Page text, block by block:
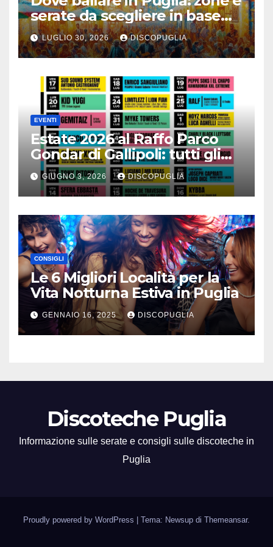
serate da scegliere in base
alla vacanza
LUGLIO 30, 2026 DISCOPUGLIA
EVENTI
Estate 2026 al Raffo Parco
Gondar di Gallipoli: tutti gli
eventi da non perdere!
GIUGNO 3, 2026 DISCOPUGLIA
CONSIGLI
Le 6 Migliori Località per la
Vita Notturna Estiva in Puglia
GENNAIO 16, 2025 DISCOPUGLIA
Discoteche Puglia
Informazione sulle serate e consigli sulle discoteche in
Puglia
Proudly powered by WordPress Tema: Newsup di Themeansar.